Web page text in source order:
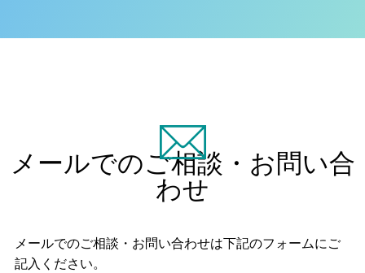
メールでのご相談・ お問い合
わせ
メールでのご相談・お問い合わせは下記のフォームにご
記入ください。